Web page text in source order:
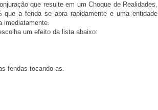
que resulte em um Choque de Realidades,
a fenda se abra rapidamente e uma entidade
imediatamente.
um efeito da lista abaixo:
fendas tocando-as.